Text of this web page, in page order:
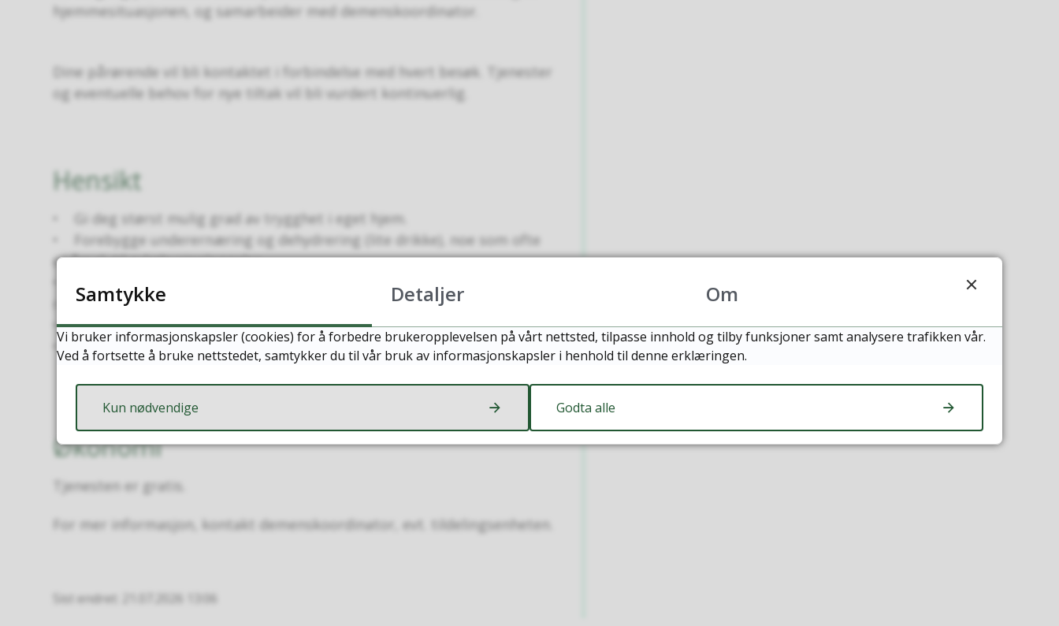
hjemmesituasjonen, og samarbeider med demenskoordinator.
Dine pårørende vil bli kontaktet i forbindelse med hvert besøk. Tjenester
og eventuelle behov for nye tiltak vil bli vurdert kontinuerlig.
Hensikt
• Gi deg størst mulig grad av trygghet i eget hjem.
• Forebygge underernæring og dehydrering (lite drikke), noe som ofte
er årsak til sykehusinnleggelse.
• Oppdage eventuelle infeksjoner tidlig for å kunne sett i gang riktig og
rask behandling.
• Gi riktige tjenester til riktig tid.
• Ivareta pårørende.
Økonomi
Tjenesten er gratis.
For mer informasjon, kontakt demenskoordinator, evt. tildelingsenheten.
Sist endret 21.07.2026 13:06
Samtykke Detaljer Om
Vi bruker informasjonskapsler (cookies) for å forbedre brukeropplevelsen på vårt nettsted, tilpasse innhold og tilby funksjoner samt analysere trafikken vår.
Ved å fortsette å bruke nettstedet, samtykker du til vår bruk av informasjonskapsler i henhold til denne erklæringen.
Kun nødvendige Godta alle